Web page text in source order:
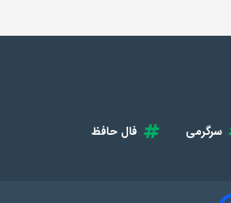
سرگرمی
فال حافظ